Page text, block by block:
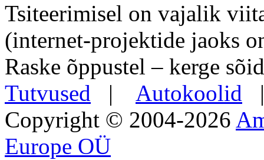
Tsiteerimisel on vajalik
(internet-projektide jaoks
Raske õppustel – kerge
Tutvused | Autokoolid
Copyright © 2004-2026
Europe OÜ